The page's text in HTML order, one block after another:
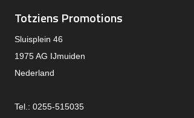
Totziens Promotions
Sluisplein 46
1975 AG IJmuiden
Nederland
Tel.: 0255-515035